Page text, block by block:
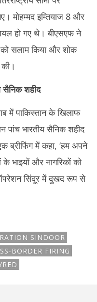
मोहम्मद इम्तियाज 8 और
हो गए थे। बीएसएफ ने
को सलाम किया और शोक
सैनिक शहीद
में पाकिस्तान के खिलाफ
पांच भारतीय सैनिक शहीद
ब्रीफिंग में कहा, ‘हम अपने
भाइयों और नागरिकों को
ऑपरेशन सिंदूर में दुखद रूप से
SINDOOR
BORDER FIRING